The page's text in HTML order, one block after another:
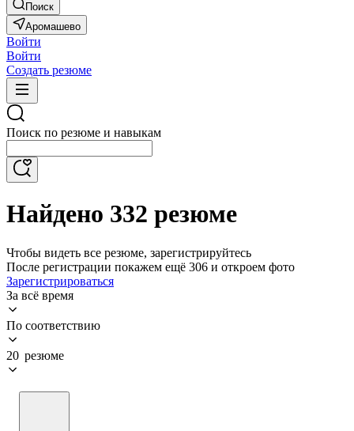
Поиск
Аромашево
Войти
Войти
Создать резюме
Поиск по резюме и навыкам
Найдено 332 резюме
Чтобы видеть все резюме, зарегистрируйтесь
После регистрации покажем ещё 306 и откроем фото
Зарегистрироваться
За всё время
По соответствию
20 резюме